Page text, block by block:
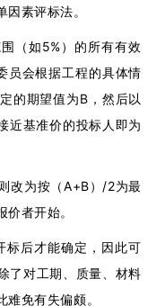
素评标法。
（如5%）的所有有效
员会根据工程的具体情
的期望值为B，然后以
近基准价的投标人即为
改为按（A+B）/2为最
者开始。
标后才能确定，因此可
了对工期、质量、材料
免有失偏颇。